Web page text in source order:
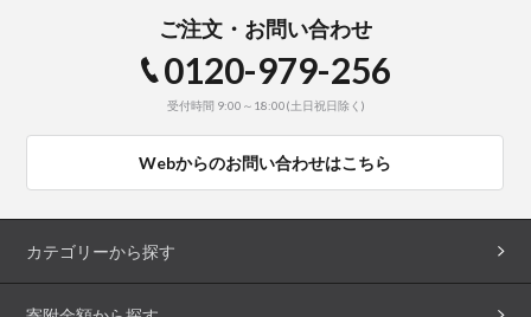
ご注文・お問い合わせ
0120-979-256
受付時間 9:00～18:00(土日祝日除く)
Webからのお問い合わせはこちら
カテゴリーから探す